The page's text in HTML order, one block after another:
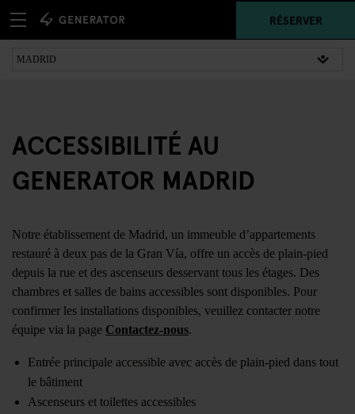
RÉSERVER
ACCESSIBILITÉ AU
GENERATOR MADRID
Notre établissement de Madrid, un immeuble d’appartements
restauré à deux pas de la Gran Vía, offre un accès de plain-pied
depuis la rue et des ascenseurs desservant tous les étages. Des
chambres et salles de bains accessibles sont disponibles. Pour
confirmer les installations disponibles, veuillez contacter notre
équipe via la page Contactez-nous.
Entrée principale accessible avec accès de plain-pied dans tout
le bâtiment
Ascenseurs et toilettes accessibles